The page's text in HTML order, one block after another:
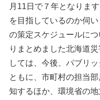
月11日で７年となりま
を目指しているのか伺
の策定スケジュールに
りまとめました北海道
しては、今後、パブリ
ともに、市町村の担当
知するほか、環境省の